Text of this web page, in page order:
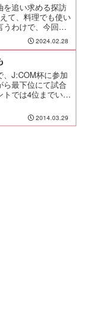
を追い求める探訪
て、料理でも使い
うわけで、今回分
2024.02.28
、J:COM杯に参加
ら最下位にて試合
では4位までいっ
するのが難しいも
れにしても、
2014.03.29